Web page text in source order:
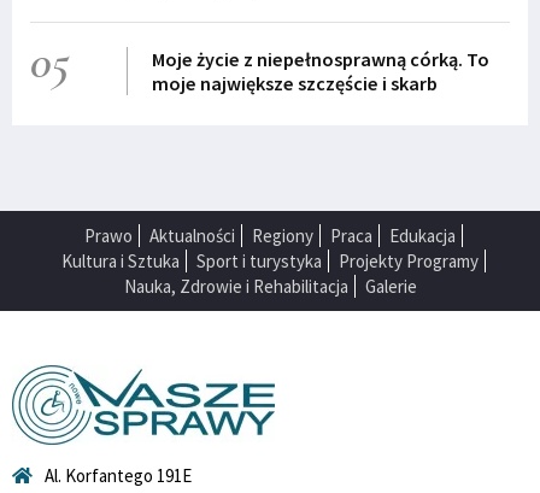
05
Moje życie z niepełnosprawną córką. To
moje największe szczęście i skarb
Prawo Aktualności Regiony Praca
Edukacja
Kultura i Sztuka
Sport i turystyka
Projekty Programy
Nauka, Zdrowie i Rehabilitacja
Galerie
Al. Korfantego 191E